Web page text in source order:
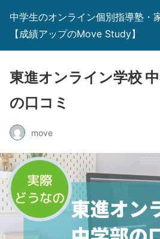
中学生のオンライン個別指導塾・
【成績アップのMove Study】
東進オンライン学校
の口コミ
move